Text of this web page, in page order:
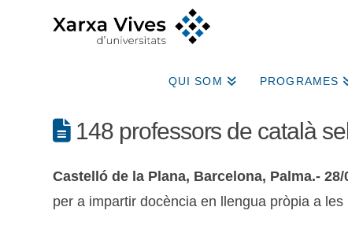
QUI SOM PROGRAMES
148 professors de català
Castelló de la Plana, Barcelona, Palma.- 28/
per a impartir docència en llengua pròpia a